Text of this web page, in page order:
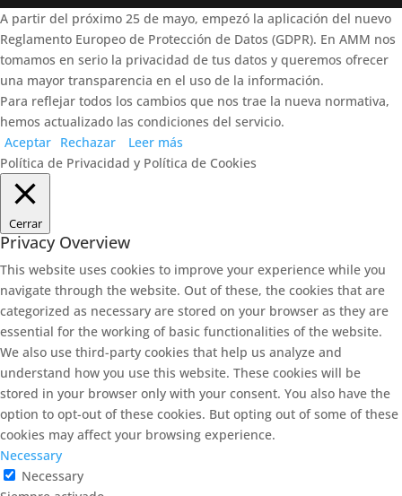
A partir del próximo 25 de mayo, empezó la aplicación del nuevo
Reglamento Europeo de Protección de Datos (GDPR). En AMM nos
tomamos en serio la privacidad de tus datos y queremos ofrecer
una mayor transparencia en el uso de la información.
Para reflejar todos los cambios que nos trae la nueva normativa,
hemos actualizado las condiciones del servicio.
Aceptar Rechazar
Leer más
Política de Privacidad y Política de Cookies
Cerrar
Privacy Overview
This website uses cookies to improve your experience while you
navigate through the website. Out of these, the cookies that are
categorized as necessary are stored on your browser as they are
essential for the working of basic functionalities of the website.
We also use third-party cookies that help us analyze and
understand how you use this website. These cookies will be
stored in your browser only with your consent. You also have the
option to opt-out of these cookies. But opting out of some of these
cookies may affect your browsing experience.
Necessary
Necessary